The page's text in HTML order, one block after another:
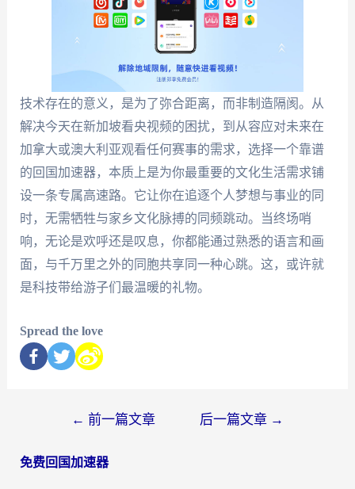
技术存在的意义，是为了弥合距离，而非制造隔阂。从
解决今天在新加坡看央视频的困扰，到从容应对未来在
加拿大或澳大利亚观看任何赛事的需求，选择一个靠谱
的回国加速器，本质上是为你最重要的文化生活需求铺
设一条专属高速路。它让你在追逐个人梦想与事业的同
时，无需牺牲与家乡文化脉搏的同频跳动。当终场哨
响，无论是欢呼还是叹息，你都能通过熟悉的语言和画
面，与千万里之外的同胞共享同一种心跳。这，或许就
是科技带给游子们最温暖的礼物。
Spread the love
← 前一篇文章 后一篇文章 →
免费回国加速器